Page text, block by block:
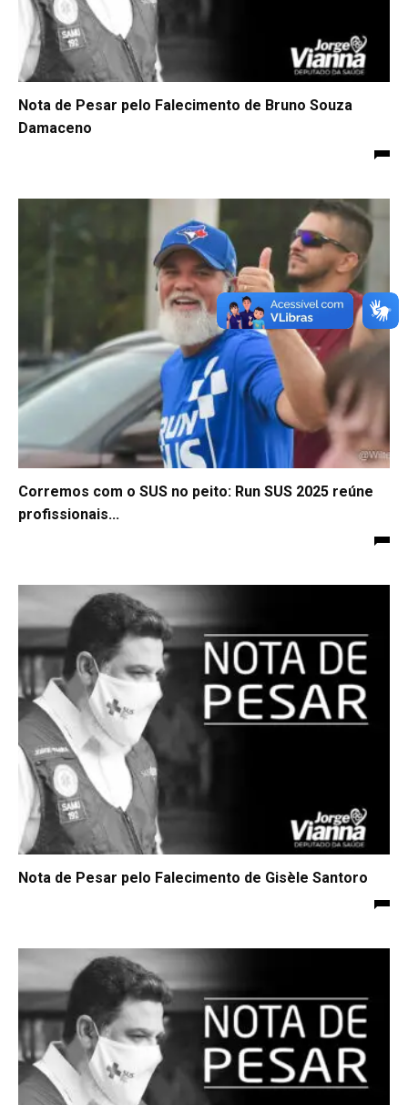
Nota de Pesar pelo Falecimento de Bruno Souza
Damaceno
Corremos com o SUS no peito: Run SUS 2025 reúne
profissionais...
Nota de Pesar pelo Falecimento de Gisèle Santoro